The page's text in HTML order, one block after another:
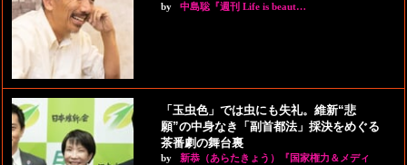
by 中島聡『週刊 Life is beaut…
「玉虫色」では虫にも失礼。維新“悲
願”の中身なき「副首都法」採決をめぐる
茶番劇の舞台裏
by
新恭（あらたきょう）『国家権力＆メディ